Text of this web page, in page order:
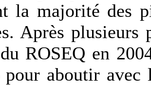
la majorité des
Après plusieurs
ROSEQ en
pour aboutir